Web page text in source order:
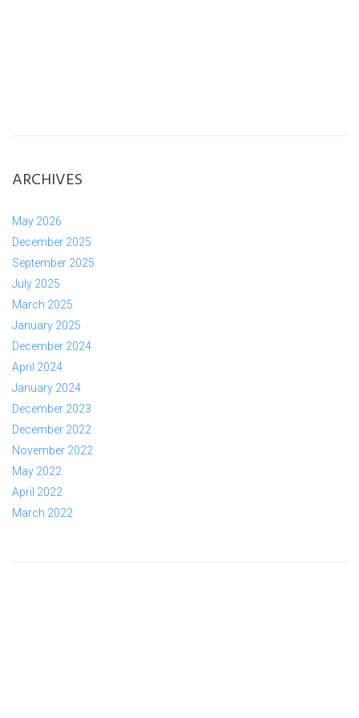
ARCHIVES
May 2026
December 2025
September 2025
July 2025
March 2025
January 2025
December 2024
April 2024
January 2024
December 2023
December 2022
November 2022
May 2022
April 2022
March 2022